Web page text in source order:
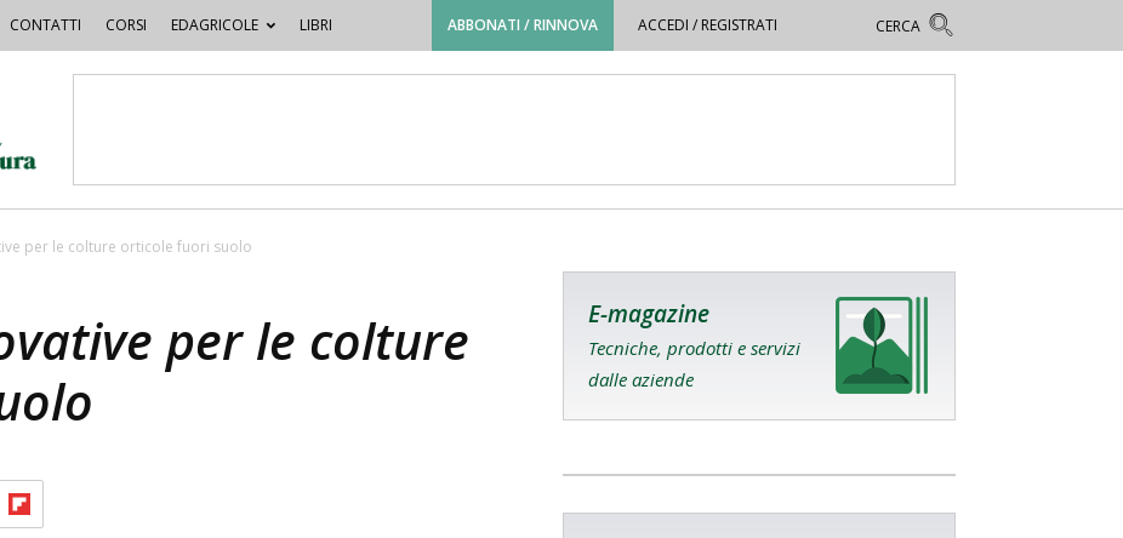
CONTATTI CORSI EDAGRICOLE LIBRI ABBONATI / RINNOVA ACCEDI / REGISTRATI
per le colture orticole fuori suolo
per le colture
E-magazine
Tecniche, prodotti e servizi
dalle aziende